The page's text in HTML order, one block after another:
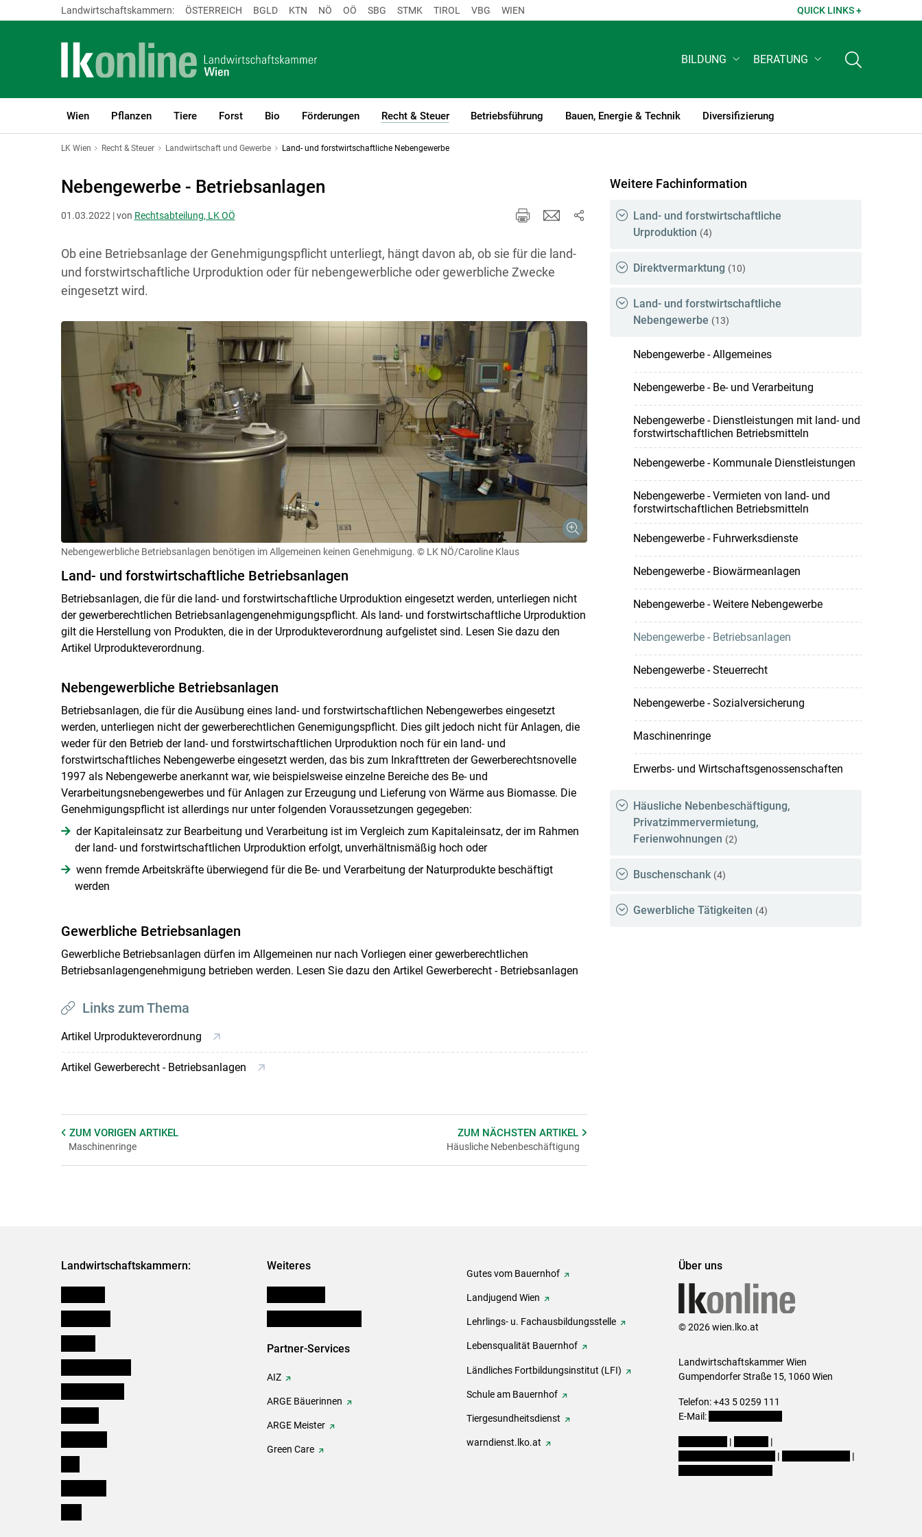
Skip to main content
Landwirtschaftskammern: ÖSTERREICH BGLD KTN NÖ OÖ SBG STMK TIROL VBG WIEN QUICK LINKS +
BILDUNG BERATUNG
Wien Pflanzen Tiere Forst Bio Förderungen Recht & Steuer
(current)1
Betriebsführung Bauen, Energie & Technik Diversifizierung
LK Wien Recht & Steuer Landwirtschaft und Gewerbe Land- und forstwirtschaftliche Nebengewerbe
Nebengewerbe - Betriebsanlagen
01.03.2022 | von Rechtsabteilung, LK OÖ
Ob eine Betriebsanlage der Genehmigungspflicht unterliegt, hängt davon ab, ob sie für die land-
und forstwirtschaftliche Urproduktion oder für nebengewerbliche oder gewerbliche Zwecke
eingesetzt wird.
Nebengewerbliche Betriebsanlagen benötigen im Allgemeinen keinen Genehmigung. © LK NÖ/Caroline Klaus
Land- und forstwirtschaftliche Betriebsanlagen
Betriebsanlagen, die für die land- und forstwirtschaftliche Urproduktion eingesetzt werden, unterliegen nicht
der gewerberechtlichen Betriebsanlagengenehmigungspflicht. Als land- und forstwirtschaftliche Urproduktion
gilt die Herstellung von Produkten, die in der Urprodukteverordnung aufgelistet sind. Lesen Sie dazu den
Artikel Urprodukteverordnung.
Nebengewerbliche Betriebsanlagen
Betriebsanlagen, die für die Ausübung eines land- und forstwirtschaftlichen Nebengewerbes eingesetzt
werden, unterliegen nicht der gewerberechtlichen Genemigungspflicht. Dies gilt jedoch nicht für Anlagen, die
weder für den Betrieb der land- und forstwirtschaftlichen Urproduktion noch für ein land- und
forstwirtschaftliches Nebengewerbe eingesetzt werden, das bis zum Inkrafttreten der Gewerberechtsnovelle
1997 als Nebengewerbe anerkannt war, wie beispielsweise einzelne Bereiche des Be- und
Verarbeitungsnebengewerbes und für Anlagen zur Erzeugung und Lieferung von Wärme aus Biomasse. Die
Genehmigungspflicht ist allerdings nur unter folgenden Voraussetzungen gegegeben:
der Kapitaleinsatz zur Bearbeitung und Verarbeitung ist im Vergleich zum Kapitaleinsatz, der im Rahmen
der land- und forstwirtschaftlichen Urproduktion erfolgt, unverhältnismäßig hoch oder
wenn fremde Arbeitskräfte überwiegend für die Be- und Verarbeitung der Naturprodukte beschäftigt
werden
Gewerbliche Betriebsanlagen
Gewerbliche Betriebsanlagen dürfen im Allgemeinen nur nach Vorliegen einer gewerberechtlichen
Betriebsanlagengenehmigung betrieben werden. Lesen Sie dazu den Artikel Gewerberecht - Betriebsanlagen
Links zum Thema
Artikel Urprodukteverordnung
Artikel Gewerberecht - Betriebsanlagen
ZUM VORIGEN ARTIKEL
Maschinenringe
ZUM NÄCHSTENARTIKEL
Häusliche Nebenbeschäftigung
Weitere Fachinformation
Land- und forstwirtschaftliche
Urproduktion (4)
Direktvermarktung (10)
Land- und forstwirtschaftliche
Nebengewerbe (13)
Nebengewerbe - Allgemeines
Nebengewerbe - Be- und Verarbeitung
Nebengewerbe - Dienstleistungen mit land- und
forstwirtschaftlichen Betriebsmitteln
Nebengewerbe - Kommunale Dienstleistungen
Nebengewerbe - Vermieten von land- und
forstwirtschaftlichen Betriebsmitteln
Nebengewerbe - Fuhrwerksdienste
Nebengewerbe - Biowärmeanlagen
Nebengewerbe - Weitere Nebengewerbe
Nebengewerbe - Betriebsanlagen
Nebengewerbe - Steuerrecht
Nebengewerbe - Sozialversicherung
Maschinenringe
Erwerbs- und Wirtschaftsgenossenschaften
Häusliche Nebenbeschäftigung,
Privatzimmervermietung,
Ferienwohnungen (2)
Buschenschank (4)
Gewerbliche Tätigkeiten (4)
Landwirtschaftskammern: Weiteres
Partner-Services
AIZ
ARGE Bäuerinnen
ARGE Meister
Green Care
Gutes vom Bauernhof
Landjugend Wien
Lehrlings- u. Fachausbildungsstelle
Lebensqualität Bauernhof
Ländliches Fortbildungsinstitut (LFI)
Schule am Bauernhof
Tiergesundheitsdienst
warndienst.lko.at
Über uns
© 2026 wien.lko.at
Landwirtschaftskammer Wien
Gumpendorfer Straße 15, 1060 Wien
Telefon: +43 5 0259 111
E-Mail:
|
|
|
|